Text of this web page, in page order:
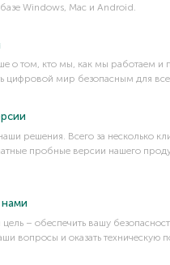
Windows, Mac и Android.
о том, кто мы, как мы работаем и
цифровой мир безопасным для
решения. Всего за несколько
пробные версии нашего
нами
– обеспечить вашу
вопросы и оказать техническую